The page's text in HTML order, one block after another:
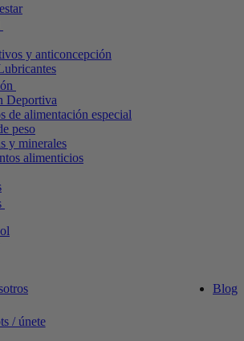
y anticoncepción
Deportiva
de alimentación especial
peso
y minerales
alimenticios
Blog
/ únete